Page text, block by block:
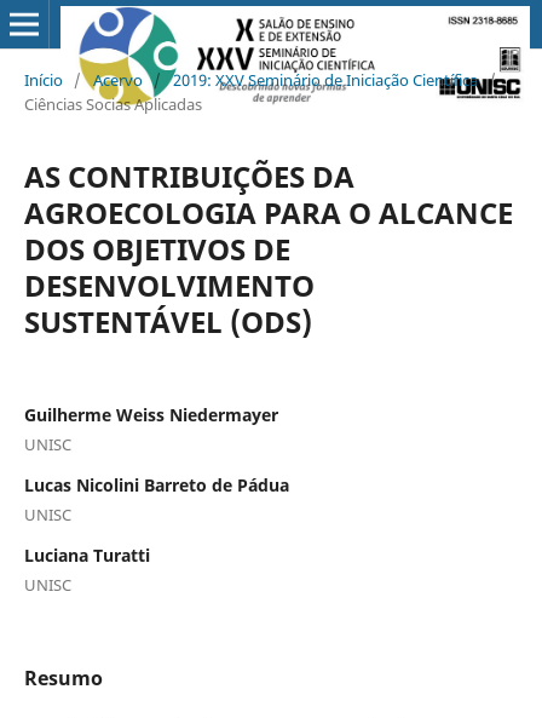
Início / Acervo / 2019: XXV Seminário de Iniciação Científica /
Ciências Socias Aplicadas
AS CONTRIBUIÇÕES DA
AGROECOLOGIA PARA O ALCANCE
DOS OBJETIVOS DE
DESENVOLVIMENTO
SUSTENTÁVEL (ODS)
Guilherme Weiss Niedermayer
UNISC
Lucas Nicolini Barreto de Pádua
UNISC
Luciana Turatti
UNISC
Resumo